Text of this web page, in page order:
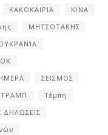
ΚΑΚΟΚΑΙΡΙΑ
ΚΙΝΑ
ΜΗΤΣΟΤΑΚΗΣ
ΣΕΙΣΜΟΣ
ΤΡΑΜΠ
Τέμπη
ΔΗΛΩΣΕΙΣ